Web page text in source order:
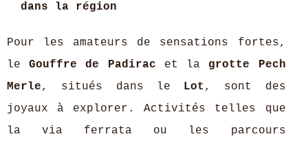
dans la région
Pour les amateurs de sensations fortes,
leGouffre de Padirac et la grotte Pech
Merle, situés dans le Lot , sont des
joyaux à explorer. Activités telles que
la via ferrata ou les parcours